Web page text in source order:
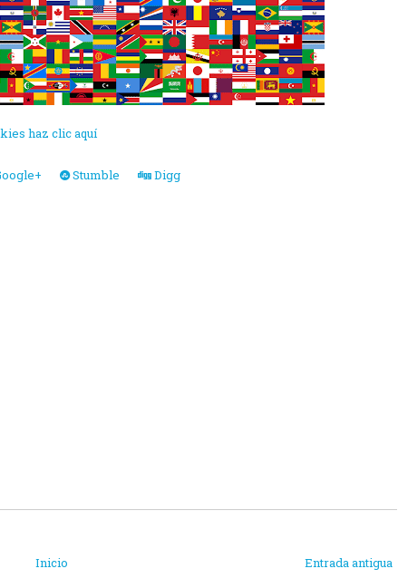
haz clic aquí
Stumble Digg
Entrada antigua
Inicio